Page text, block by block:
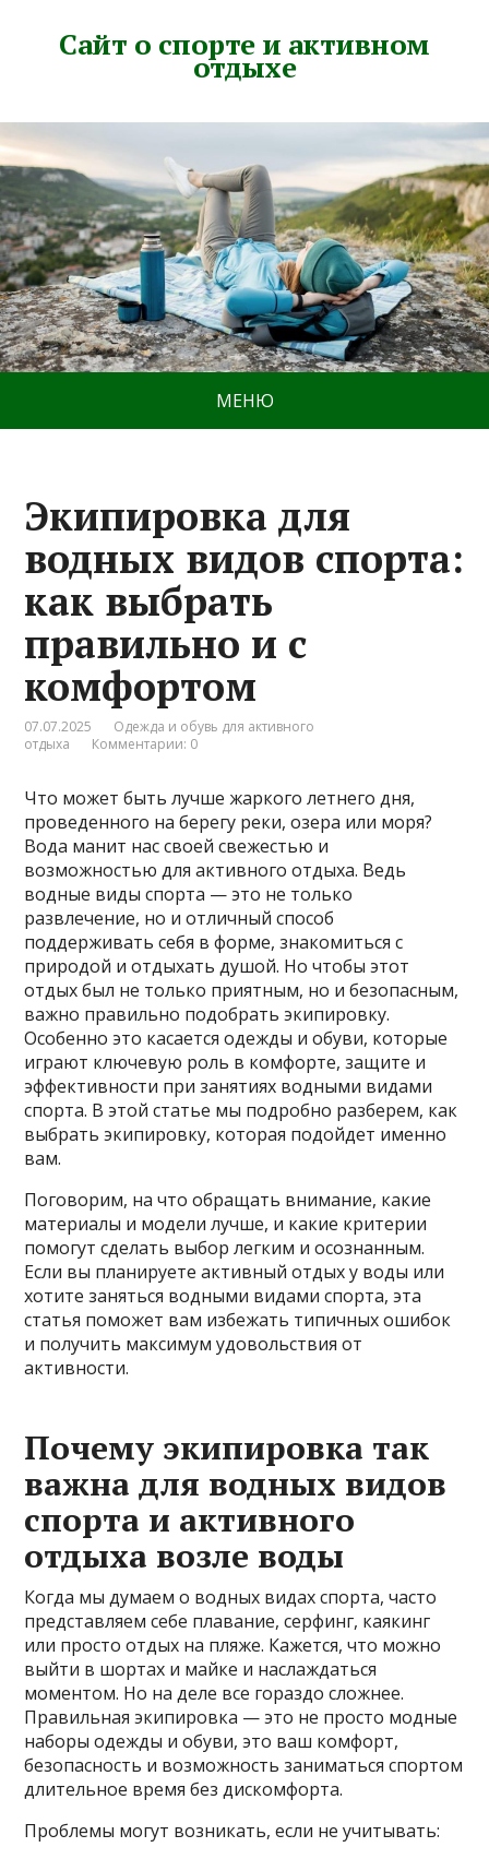
Сайт о спорте и активном
отдыхе
МЕНЮ
Экипировка для
водных видов спорта:
как выбрать
правильно и с
комфортом
07.07.2025
Одежда и обувь для активного
отдыха
Комментарии: 0
Что может быть лучше жаркого летнего дня,
проведенного на берегу реки, озера или моря?
Вода манит нас своей свежестью и
возможностью для активного отдыха. Ведь
водные виды спорта — это не только
развлечение, но и отличный способ
поддерживать себя в форме, знакомиться с
природой и отдыхать душой. Но чтобы этот
отдых был не только приятным, но и безопасным,
важно правильно подобрать экипировку.
Особенно это касается одежды и обуви, которые
играют ключевую роль в комфорте, защите и
эффективности при занятиях водными видами
спорта. В этой статье мы подробно разберем, как
выбрать экипировку, которая подойдет именно
вам.
Поговорим, на что обращать внимание, какие
материалы и модели лучше, и какие критерии
помогут сделать выбор легким и осознанным.
Если вы планируете активный отдых у воды или
хотите заняться водными видами спорта, эта
статья поможет вам избежать типичных ошибок
и получить максимум удовольствия от
активности.
Почему экипировка так
важна для водных видов
спорта и активного
отдыха возле воды
Когда мы думаем о водных видах спорта, часто
представляем себе плавание, серфинг, каякинг
или просто отдых на пляже. Кажется, что можно
выйти в шортах и майке и наслаждаться
моментом. Но на деле все гораздо сложнее.
Правильная экипировка — это не просто модные
наборы одежды и обуви, это ваш комфорт,
безопасность и возможность заниматься спортом
длительное время без дискомфорта.
Проблемы могут возникать, если не учитывать: